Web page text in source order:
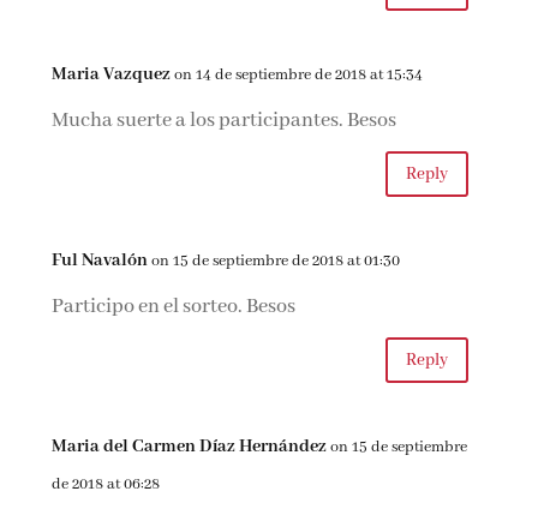
Maria Vazquezon 14 de septiembre de 2018 at 15:34
Mucha suerte a los participantes. Besos
Reply
Ful Navalónon 15 de septiembre de 2018 at 01:30
Participo en el sorteo. Besos
Reply
Maria del Carmen Díaz Hernándezon 15 de septiembre
de 2018 at 06:28